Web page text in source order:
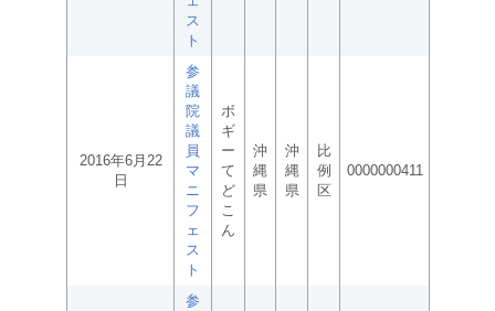
ス
ト
2016年6月22
日
参
議
院
議
員
マ
ニ
フ
ェ
ス
ト
ボ
ギ
ー
て
ど
こ
ん
沖
縄
県
沖
縄
県
比
例
区
0000000411
参